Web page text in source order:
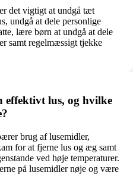
det vigtigt at undgå tæt
undgå at dele personlige
lære børn at undgå at dele
samt regelmæssigt tjekke
effektivt lus, og hvilke
brug af lusemidler,
for at fjerne lus og æg samt
ved høje temperaturer.
på lusemidler nøje og være